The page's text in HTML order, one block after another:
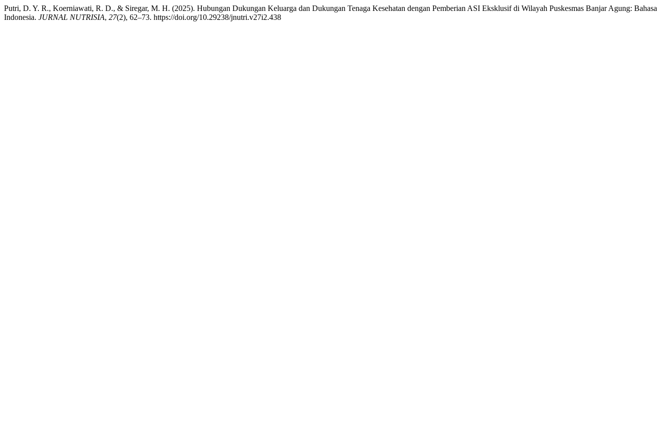
Putri, D. Y. R., Koerniawati, R. D., & Siregar, M. H. (2025). Hubungan Dukungan Keluarga dan Dukungan Tenaga Kesehatan dengan Pemberian ASI Eksklusif di Wilayah Puskesmas Banjar Agung: Bahasa
Indonesia. JURNAL NUTRISIA, 27(2), 62–73. https://doi.org/10.29238/jnutri.v27i2.438